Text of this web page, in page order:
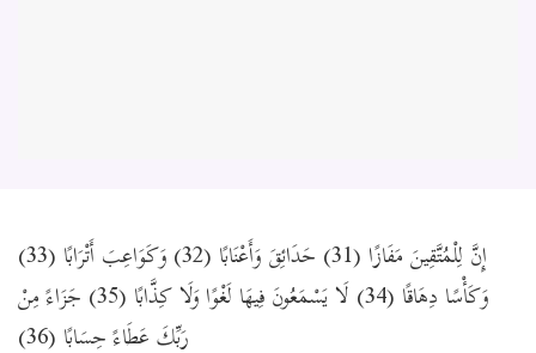
إِنَّ لِلْمُتَّقِينَ مَفَازًا (31) حَدَائِقَ وَأَعْنَابًا (32) وَكَوَاعِبَ أَتْرَابًا (33)
وَكَأْسًا دِهَاقًا (34) لَا يَسْمَعُونَ فِيهَا لَغْوًا وَلَا كِذَّابًا (35) جَزَاءً مِنْ
رَبِّكَ عَطَاءً حِسَابًا (36)